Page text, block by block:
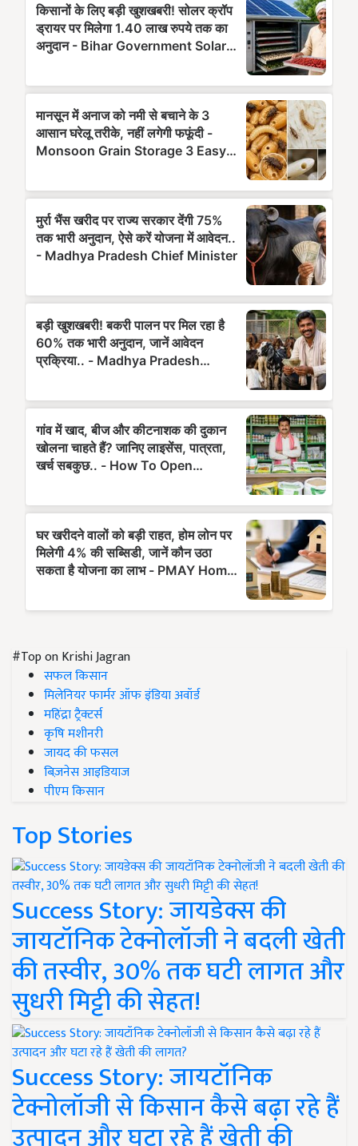
#Top on Krishi Jagran
सफल किसान
मिलेनियर फार्मर ऑफ इंडिया अवॉर्ड
महिंद्रा ट्रैक्टर्स
कृषि मशीनरी
जायद की फसल
बिज़नेस आइडियाज
पीएम किसान
Top Stories
Success Story: जायडेक्स की
जायटॉनिक टेक्नोलॉजी ने बदली खेती
की तस्वीर, 30% तक घटी लागत और
सुधरी मिट्टी की सेहत!
Success Story: जायटॉनिक
टेक्नोलॉजी से किसान कैसे बढ़ा रहे हैं